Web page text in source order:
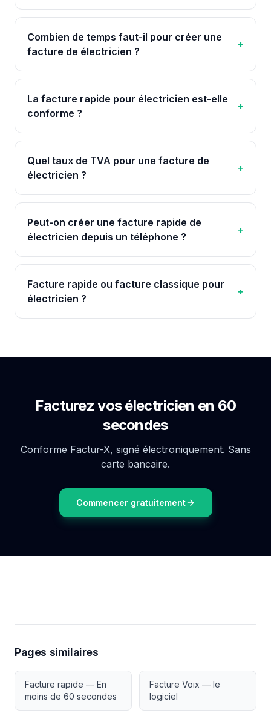
Combien de temps faut-il pour créer une
facture de électricien ?
+
La facture rapide pour électricien est-elle
conforme ?
+
Quel taux de TVA pour une facture de
électricien ?
+
Peut-on créer une facture rapide de
électricien depuis un téléphone ?
+
Facture rapide ou facture classique pour
électricien ?
+
Facturez vosélectricien en 60
secondes
Conforme Factur-X, signé électroniquement. Sans
carte bancaire.
Commencer gratuitement
Pages similaires
Facture rapide — En
moins de 60 secondes
Facture Voix — le
logiciel